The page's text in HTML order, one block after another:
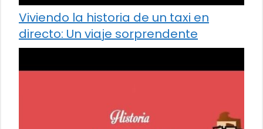
Viviendo la historia de un taxi en
directo: Un viaje sorprendente